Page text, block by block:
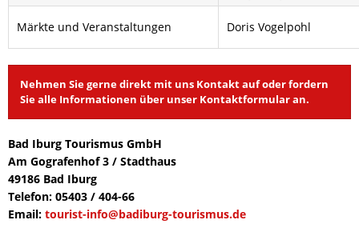
AKTUELLES
BUERGERENTSCHEID
CORONA
EHRENAMT
Märkte und Veranstaltungen Doris Vogelpohl
Nehmen Sie gerne direkt mit uns Kontakt auf oder fordern
Sie alle Informationen über unser Kontaktformular an.
Bad Iburg Tourismus GmbH
Am Gografenhof 3 / Stadthaus
49186 Bad Iburg
Telefon: 05403 / 404-66
Email: tourist-info@badiburg-tourismus.de